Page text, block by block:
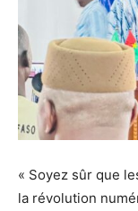
« Soyez sûr que
la révolution